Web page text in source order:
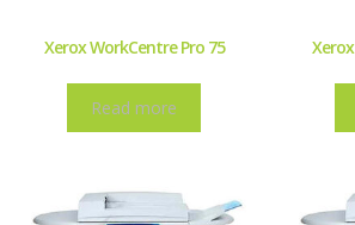
Xerox WorkCentre Pro 75
Read more